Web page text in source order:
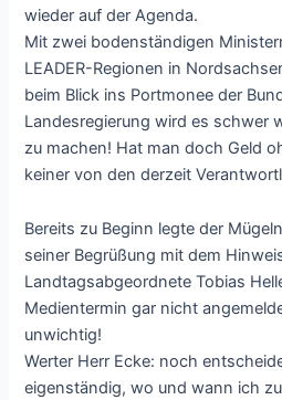
wieder auf der Agenda.
Mit zwei bodenständigen
LEADER-Regionen in
beim Blick ins Portmonee der
Landesregierung wird es schwer
zu machen! Hat man doch Geld
keiner von den derzeit
Bereits zu Beginn legte der
seiner Begrüßung mit dem
Landtagsabgeordnete Tobias
Medientermin gar nicht
unwichtig!
Werter Herr Ecke: noch
eigenständig, wo und wann ich